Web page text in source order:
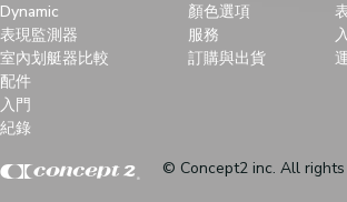
Dynamic
表現監測器
室內划艇器比較
配件
入門
紀錄
顏色選項
服務
訂購與出貨
© Concept2 inc. All rights